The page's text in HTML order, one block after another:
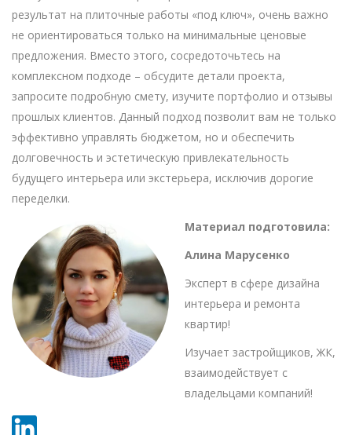
результат на плиточные работы «под ключ», очень важно
не ориентироваться только на минимальные ценовые
предложения. Вместо этого, сосредоточьтесь на
комплексном подходе – обсудите детали проекта,
запросите подробную смету, изучите портфолио и отзывы
прошлых клиентов. Данный подход позволит вам не только
эффективно управлять бюджетом, но и обеспечить
долговечность и эстетическую привлекательность
будущего интерьера или экстерьера, исключив дорогие
переделки.
Материал подготовила:
Алина Марусенко
Эксперт в сфере дизайна
интерьера и ремонта
квартир!
Изучает застройщиков, ЖК,
взаимодействует с
владельцами компаний!